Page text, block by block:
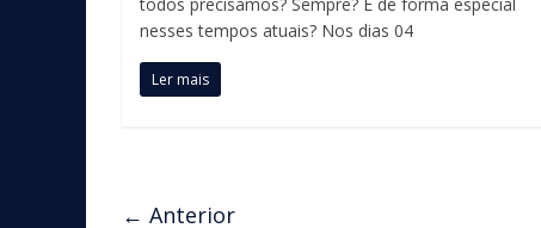
nesses tempos atuais? Nos dias 04
Ler mais
← Anterior